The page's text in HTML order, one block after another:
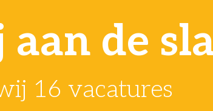
de
16 vacatures